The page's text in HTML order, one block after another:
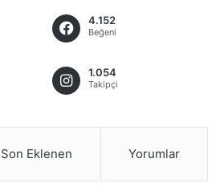
4.152
Beğeni
1.054
Takipçi
Son Eklenen Yorumlar